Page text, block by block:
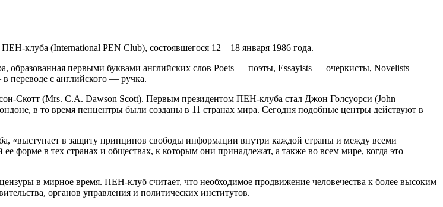
клуба (International PEN Club), состоявшегося 12—18 января 1986 года.
образованная первыми буквами английских слов Poets — поэты, Essayists — очеркисты, Novelists —
переводе с английского — ручка.
Скотт (Mrs. C.A. Dawson Scott). Первым президентом ПЕН-клуба стал Джон Голсуорси (John
в то время пенцентры были созданы в 11 странах мира. Сегодня подобные центры действуют в
«выступает в защиту принципов свободы информации внутри каждой страны и между всеми
форме в тех странах и обществах, к которым они принадлежат, а также во всем мире, когда это
в мирное время. ПЕН-клуб считает, что необходимое продвижение человечества к более высоким
органов управления и политических институтов.